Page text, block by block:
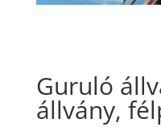
Guruló
állvány,